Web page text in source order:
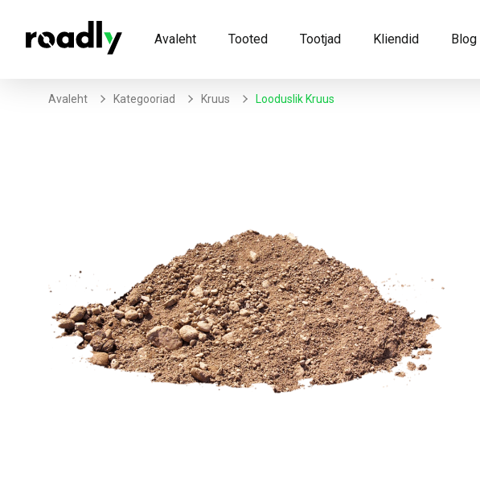
Avaleht Tooted Tootjad Kliendid Blog
Avaleht Kategooriad Kruus Looduslik Kruus